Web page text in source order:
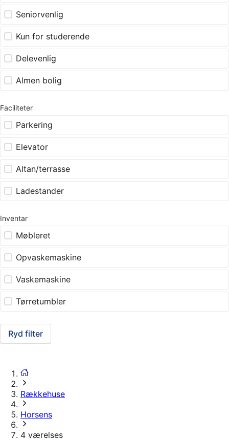
Seniorvenlig
Kun for studerende
Delevenlig
Almen bolig
Faciliteter
Parkering
Elevator
Altan/terrasse
Ladestander
Inventar
Møbleret
Opvaskemaskine
Vaskemaskine
Tørretumbler
Ryd filter
Rækkehuse
Horsens
4 værelses